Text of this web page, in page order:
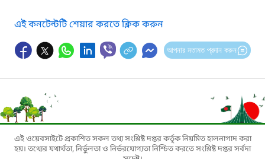
এই কনটেন্টটি শেয়ার করতে ক্লিক করুন
আপনার মতামত প্রদান করুন
এই ওয়েবসাইটে প্রকাশিত সকল তথ্য সংশ্লিষ্ট দপ্তর কর্তৃক নিয়মিত হালনাগাদ করা
হয়। তথ্যের যথার্থতা, নির্ভুলতা ও নির্ভরযোগ্যতা নিশ্চিত করতে সংশ্লিষ্ট দপ্তর সর্বদা